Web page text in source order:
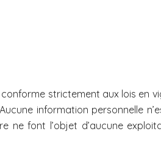
strictement aux lois en
information personnelle
ne font l’objet d’aucune